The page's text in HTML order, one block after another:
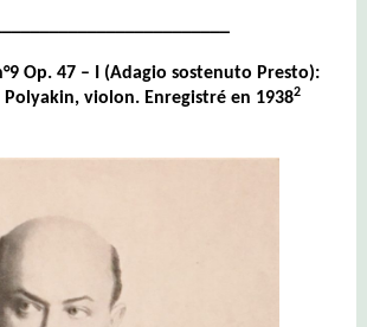
Op. 47 – I (Adagio sostenuto Presto):
violon. Enregistré en 19382